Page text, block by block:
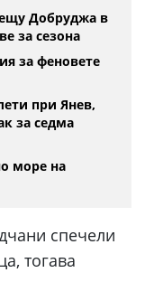
Добруджа в
за сезона
за феновете
при Янев,
за седма
море на
спечели
тогава